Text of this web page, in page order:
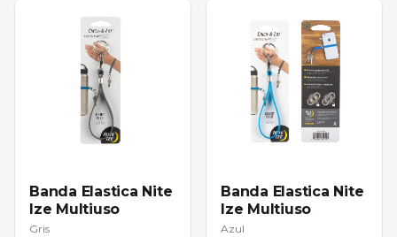
Banda Elastica Nite
Ize Multiuso
Gris
Banda Elastica Nite
Ize Multiuso
Azul